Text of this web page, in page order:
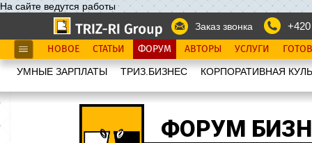
На сайте ведутся работы
Заказ звонка
НОВОЕ СТАТЬИ ФОРУМ АВТОРЫ УСЛУГИ
УМНЫЕ ЗАРПЛАТЫ ТРИЗ.БИЗНЕС КОРПОРАТИВНАЯ
ФОРУМ